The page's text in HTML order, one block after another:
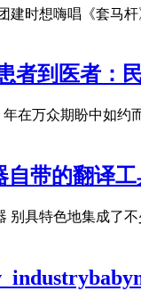
建时想嗨唱《套马
者到医者：
在万众期盼中如
带的翻译
别具特色地集成了